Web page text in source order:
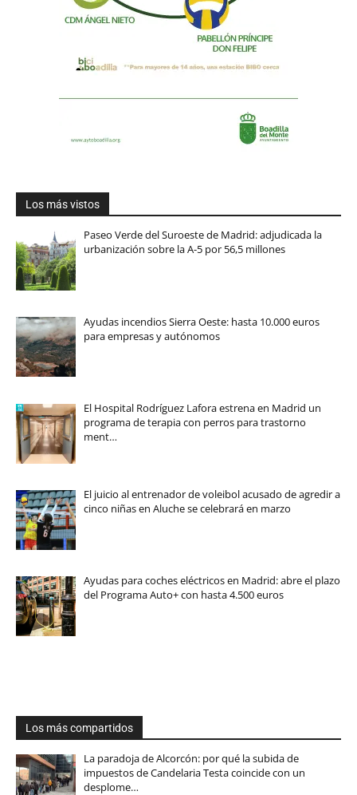
Los más vistos
Paseo Verde del Suroeste de Madrid: adjudicada la
urbanización sobre la A-5 por 56,5 millones
Ayudas incendios Sierra Oeste: hasta 10.000 euros
para empresas y autónomos
El Hospital Rodríguez Lafora estrena en Madrid un
programa de terapia con perros para trastorno
ment…
El juicio al entrenador de voleibol acusado de agredir a
cinco niñas en Aluche se celebrará en marzo
Ayudas para coches eléctricos en Madrid: abre el plazo
del Programa Auto+ con hasta 4.500 euros
Los más compartidos
La paradoja de Alcorcón: por qué la subida de
impuestos de Candelaria Testa coincide con un
desplome…